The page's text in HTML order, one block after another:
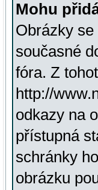
Mohu
Obrázky
současné
fóra. Z
http://
odkazy na
přístupná
schránky
obrázku